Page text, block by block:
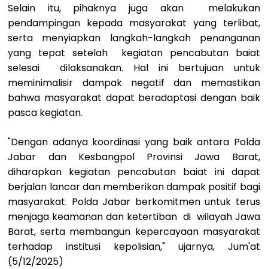
Selain itu, pihaknya juga akan melakukan
pendampingan kepada masyarakat yang terlibat,
serta menyiapkan langkah-langkah penanganan
yang tepat setelah kegiatan pencabutan baiat
selesai dilaksanakan. Hal ini bertujuan untuk
meminimalisir dampak negatif dan memastikan
bahwa masyarakat dapat beradaptasi dengan baik
pasca kegiatan.
"Dengan adanya koordinasi yang baik antara Polda
Jabar dan Kesbangpol Provinsi Jawa Barat,
diharapkan kegiatan pencabutan baiat ini dapat
berjalan lancar dan memberikan dampak positif bagi
masyarakat. Polda Jabar berkomitmen untuk terus
menjaga keamanan dan ketertiban di wilayah Jawa
Barat, serta membangun kepercayaan masyarakat
terhadap institusi kepolisian," ujarnya, Jum'at
(5/12/2025)